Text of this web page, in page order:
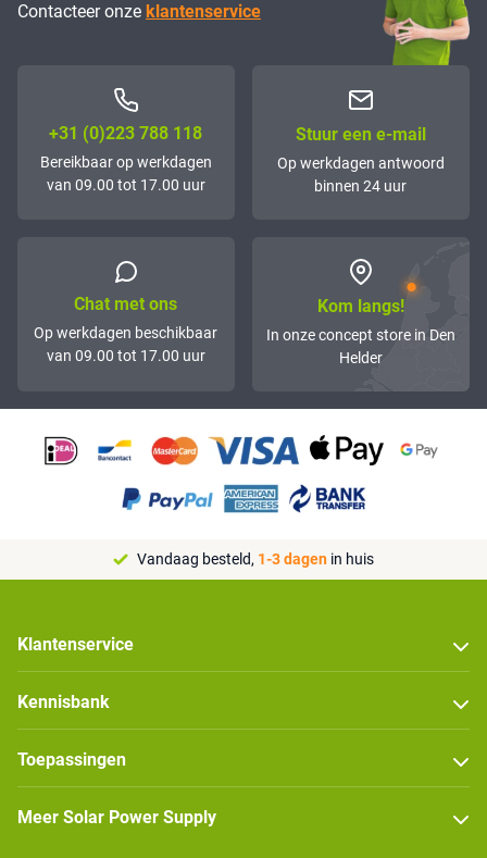
Contacteer onze klantenservice
+31 (0)223 788 118
Bereikbaar op werkdagen
van 09.00 tot 17.00 uur
Stuur een e-mail
Op werkdagen antwoord
binnen 24 uur
Chat met ons
Op werkdagen beschikbaar
van 09.00 tot 17.00 uur
Kom langs!
In onze concept store in Den
Helder
Vandaag besteld, 1-3 dagen in huis
Klantenservice
Kennisbank
Toepassingen
Meer Solar Power Supply